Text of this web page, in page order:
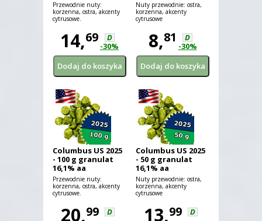
Przewodnie nuty:
korzenna, ostra, akcenty
cytrusowe.
14,69
D
-30%
Nuty przewodnie: ostra,
korzenna, akcenty
cytrusowe
8,81
D
-30%
Columbus US 2025
- 100 g granulat
16,1% aa
Przewodnie nuty:
korzenna, ostra, akcenty
cytrusowe.
20,99 D
Columbus US 2025
- 50 g granulat
16,1% aa
Nuty przewodnie: ostra,
korzenna, akcenty
cytrusowe
13,99 D